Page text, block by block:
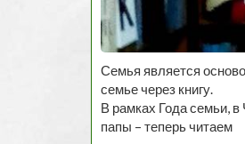
Семья является
семье через книгу.
В рамках Года семьи,
папы – теперь читаем